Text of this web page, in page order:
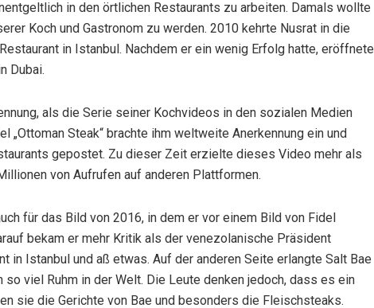
in den örtlichen Restaurants zu arbeiten. Damals wollte
Koch und Gastronom zu werden. 2010 kehrte Nusrat in die
in Istanbul. Nachdem er ein wenig Erfolg hatte, eröffnete
Dubai.
als die Serie seiner Kochvideos in den sozialen Medien
„Ottoman Steak“ brachte ihm weltweite Anerkennung ein und
gepostet. Zu dieser Zeit erzielte dieses Video mehr als
von Aufrufen auf anderen Plattformen.
für das Bild von 2016, in dem er vor einem Bild von Fidel
bekam er mehr Kritik als der venezolanische Präsident
in Istanbul und aß etwas. Auf der anderen Seite erlangte Salt Bae
viel Ruhm in der Welt. Die Leute denken jedoch, dass es ein
sie die Gerichte von Bae und besonders die Fleischsteaks.